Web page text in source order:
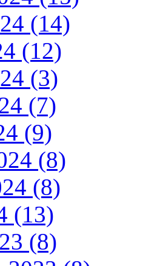
(14)
(12)
(3)
(7)
(9)
(8)
(8)
(13)
(8)